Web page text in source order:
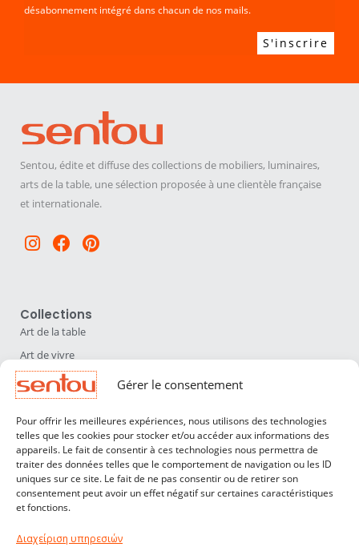
Gérer le consentement
Pour offrir les meilleures expériences, nous utilisons des technologies
telles que les cookies pour stocker et/ou accéder aux informations des
appareils. Le fait de consentir à ces technologies nous permettra de
traiter des données telles que le comportement de navigation ou les ID
uniques sur ce site. Le fait de ne pas consentir ou de retirer son
consentement peut avoir un effet négatif sur certaines caractéristiques
et fonctions.
Διαχείριση υπηρεσιών
désabonnement intégré dans chacun de nos mails.
Sentou, édite et diffuse des collections de mobiliers, luminaires,
arts de la table, une sélection proposée à une clientèle française
et internationale.
Instagram
Facebook
Pinterest
Collections
Art de la table
Art de vivre
Déco
Luminaires
Mobilier
Sentou
Qui sommes nous ?
Nos designers